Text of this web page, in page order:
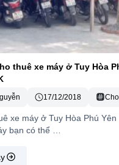
thuê xe máy ở Tuy Hòa
17/12/2018
xe máy ở Tuy Hòa Phú
bạn có thể …